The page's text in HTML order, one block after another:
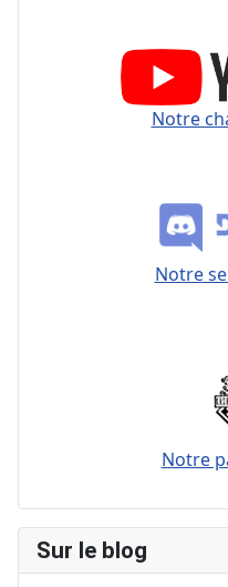
Notre
Notre
Notre
Sur le blog